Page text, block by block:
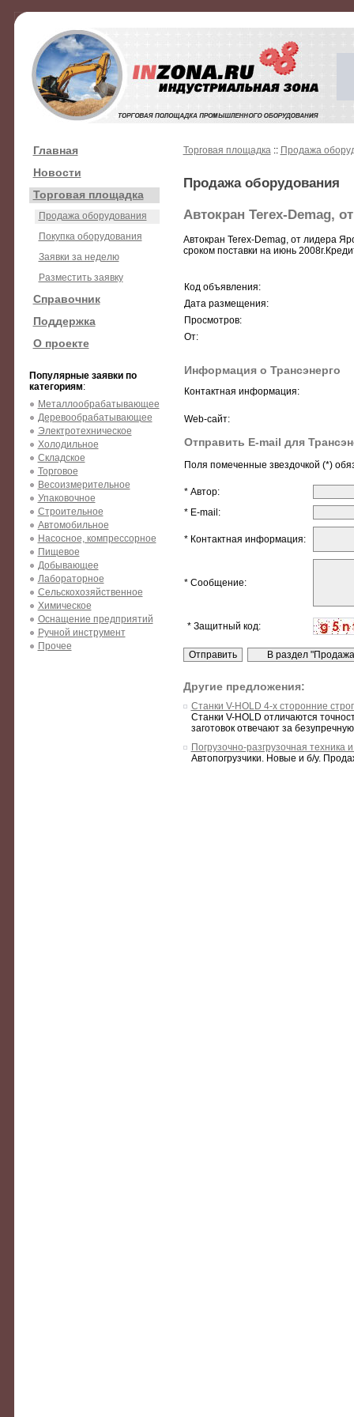
Главная
Новости
Торговая площадка
Продажа оборудования
Покупка оборудования
Заявки за неделю
Разместить заявку
Справочник
Поддержка
О проекте
Популярные заявки по
категориям:
Металлообрабатывающее
Деревообрабатывающее
Электротехническое
Холодильное
Складское
Торговое
Весоизмерительное
Упаковочное
Строительное
Автомобильное
Насосное, компрессорное
Пищевое
Добывающее
Лабораторное
Сельскохозяйственное
Химическое
Оснащение предприятий
Ручной инструмент
Прочее
Торговая площадка:: Продажа
Продажа оборудования
Автокран Terex-Demag,
Автокран Terex-Demag, от лидера
сроком поставки на июнь
Код объявления:
Дата размещения:
Просмотров:
От:
Информация о Трансэнерго
Контактная информация:
Web-сайт:
Отправить E-mail для
Поля помеченные звездочкой (*)
* Автор:
* E-mail:
* Контактная информация:
* Сообщение:
* Защитный код:
Другие предложения:
Станки V-HOLD 4-х сторонние
Cтанки V-HOLD отличаются
заготовок отвечают за
Погрузочно-разгрузочная техника
Автопогрузчики. Новые и б/у.